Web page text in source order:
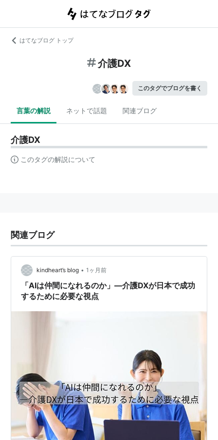
はてなブログ トップ
介護DX
このタグでブログを書く
言葉の解説 ネットで話題 関連ブログ
介護DX
このタグの解説について
関連ブログ
kindheart’s blog • 1ヶ月前
「AIは仲間になれるのか」―介護DXが日本で成功
するために必要な視点